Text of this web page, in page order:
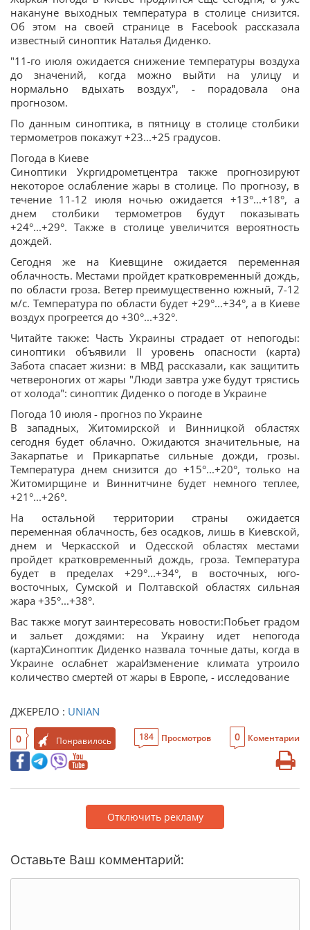
накануне выходных температура в столице снизится.
Об этом на своей странице в Facebook рассказала
известный синоптик Наталья Диденко.
"11-го июля ожидается снижение температуры воздуха
до значений, когда можно выйти на улицу и
нормально вдыхать воздух", - порадовала она
прогнозом.
По данным синоптика, в пятницу в столице столбики
термометров покажут +23...+25 градусов.
Погода в Киеве
Синоптики Укргидрометцентра также прогнозируют
некоторое ослабление жары в столице. По прогнозу, в
течение 11-12 июля ночью ожидается +13°...+18°, а
днем столбики термометров будут показывать
+24°...+29°. Также в столице увеличится вероятность
дождей.
Сегодня же на Киевщине ожидается переменная
облачность. Местами пройдет кратковременный дождь,
по области гроза. Ветер преимущественно южный, 7-12
м/с. Температура по области будет +29°...+34°, а в Киеве
воздух прогреется до +30°...+32°.
Читайте также: Часть Украины страдает от непогоды:
синоптики объявили II уровень опасности (карта)
Забота спасает жизни: в МВД рассказали, как защитить
четвероногих от жары "Люди завтра уже будут трястись
от холода": синоптик Диденко о погоде в Украине
Погода 10 июля - прогноз по Украине
В западных, Житомирской и Винницкой областях
сегодня будет облачно. Ожидаются значительные, на
Закарпатье и Прикарпатье сильные дожди, грозы.
Температура днем снизится до +15°...+20°, только на
Житомирщине и Виннитчине будет немного теплее,
+21°...+26°.
На остальной территории страны ожидается
переменная облачность, без осадков, лишь в Киевской,
днем и Черкасской и Одесской областях местами
пройдет кратковременный дождь, гроза. Температура
будет в пределах +29°...+34°, в восточных, юго-
восточных, Сумской и Полтавской областях сильная
жара +35°...+38°.
Вас также могут заинтересовать новости:Побьет градом
и зальет дождями: на Украину идет непогода
(карта)Синоптик Диденко назвала точные даты, когда в
Украине ослабнет жараИзменение климата утроило
количество смертей от жары в Европе, - исследование
ДЖЕРЕЛО : UNIAN
0 Понравилось 184 Просмотров 0 Коментарии
Отключить рекламу
Оставьте Ваш комментарий: